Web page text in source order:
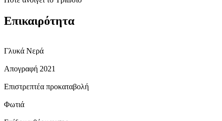
Επικαιρότητα
Γλυκά Νερά
Απογραφή 2021
Επιστρεπτέα προκαταβολή
Φωτιά